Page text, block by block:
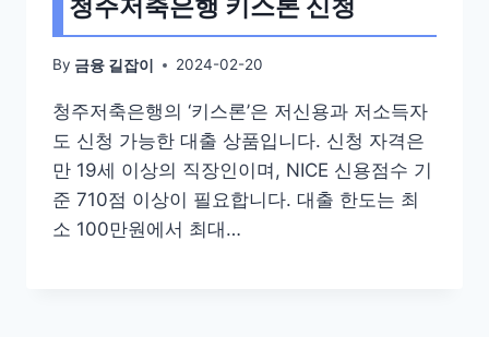
청주저축은행 키스론 신청
By 금융 길잡이 2024-02-20
청주저축은행의 ‘키스론’은 저신용과 저소득자
도 신청 가능한 대출 상품입니다. 신청 자격은
만 19세 이상의 직장인이며, NICE 신용점수 기
준 710점 이상이 필요합니다. 대출 한도는 최
소 100만원에서 최대…